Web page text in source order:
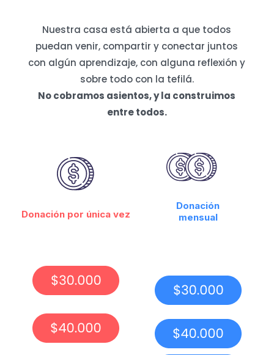
Nuestra casa está abierta a que todos
puedan venir, compartir y conectar juntos
con algún aprendizaje, con alguna reflexión y
sobre todo con la tefilá.
No cobramos asientos, y la construimos
entre todos.
Donación por única vez
Donación
mensual